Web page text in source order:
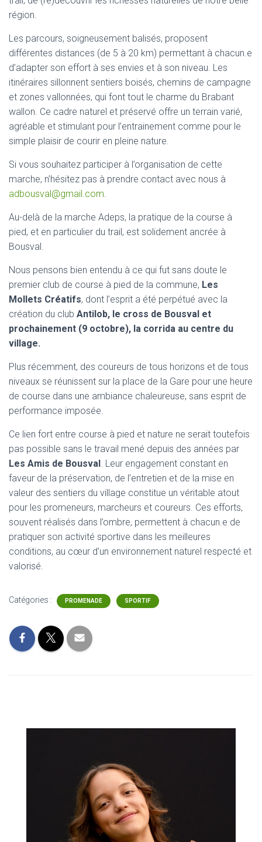
région.
Les parcours, soigneusement balisés, proposent
différentes distances (de 5 à 20 km) permettant à chacun.e
d’adapter son effort à ses envies et à son niveau. Les
itinéraires sillonnent sentiers boisés, chemins de campagne
et zones vallonnées, qui font tout le charme du Brabant
wallon. Ce cadre naturel et préservé offre un terrain varié,
agréable et stimulant pour l’entrainement comme pour le
simple plaisir de courir en pleine nature.
Si vous souhaitez participer à l’organisation de cette
marche, n’hésitez pas à prendre contact avec nous à
adbousval@gmail.com
Au-delà de la marche Adeps, la pratique de la course à
pied, et en particulier du trail, est solidement ancrée à
Bousval.
Nous pensons bien entendu à ce qui fut sans doute le
premier club de course à pied de la commune, Les
Mollets Créatifs, dont l’esprit a été perpétué avec la
création du club Antilob, le cross de Bousval et
prochainement (9 octobre), la corrida au centre du
village.
Plus récemment, des coureurs de tous horizons et de tous
niveaux se réunissent sur la place de la Gare pour une heure
de course dans une ambiance chaleureuse, sans esprit de
performance imposée.
Ce lien fort entre course à pied et nature ne serait toutefois
pas possible sans le travail mené depuis des années par
Les Amis de Bousval . Leur engagement constant en
faveur de la préservation, de l’entretien et de la mise en
valeur des sentiers du village constitue un véritable atout
pour les promeneurs, marcheurs et coureurs. Ces efforts,
souvent réalisés dans l’ombre, permettent à chacun.e de
pratiquer son activité sportive dans les meilleures
conditions, au cœur d’un environnement naturel respecté et
valorisé.
Catégories : PROMENADE SPORTIF